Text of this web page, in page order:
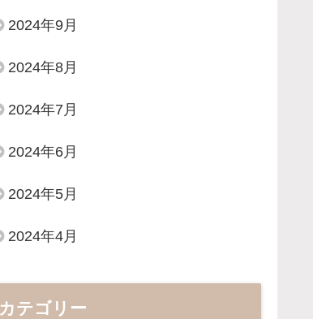
2024年9月
2024年8月
2024年7月
2024年6月
2024年5月
2024年4月
カテゴリー